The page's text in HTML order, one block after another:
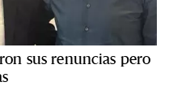
sus renuncias pero